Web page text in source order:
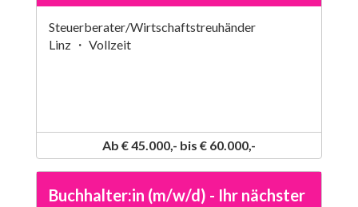
Steuerberater/Wirtschaftstreuhänder
Linz ・ Vollzeit
Ab € 45.000,- bis € 60.000,-
Buchhalter:in (m/w/d) - Ihr nächster